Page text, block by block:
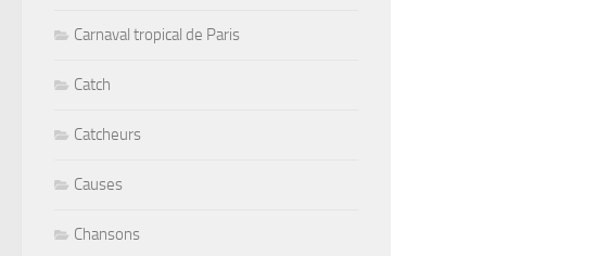
Carnaval tropical de Paris
Catch
Catcheurs
Causes
Chansons